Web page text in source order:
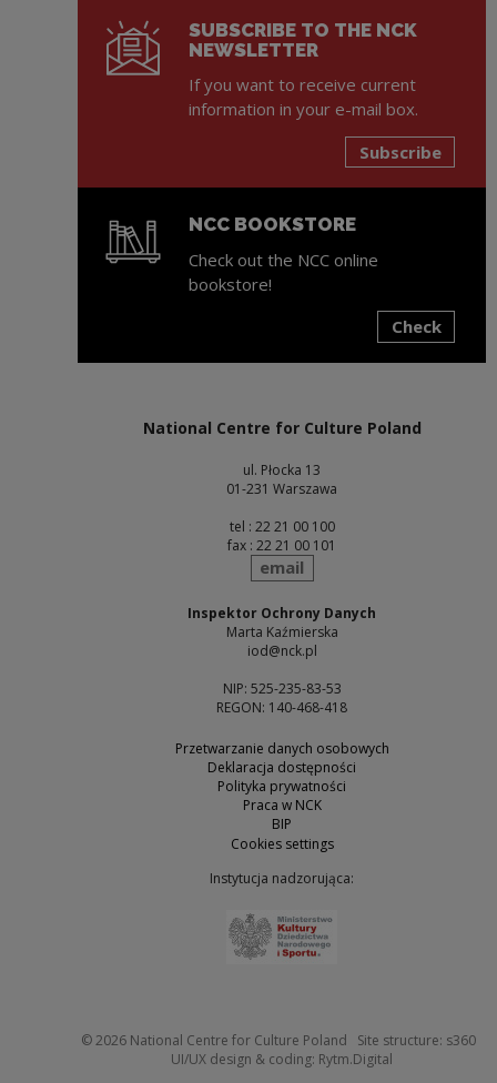
SUBSCRIBE TO THE NCK
NEWSLETTER
If you want to receive current
information in your e-mail box.
Subscribe
NCC BOOKSTORE
Check out the NCC online
bookstore!
Check
National Centre for Culture Poland
ul. Płocka 13
01-231 Warszawa
tel : 22 21 00 100
fax : 22 21 00 101
send
email
Inspektor Ochrony Danych
Marta Kaźmierska
iod@nck.pl
NIP: 525-235-83-53
REGON: 140-468-418
Przetwarzanie danych osobowych
Deklaracja dostępności
Polityka prywatności
Praca w NCK
BIP
Cookies settings
Instytucja nadzorująca:
© 2026 National Centre for Culture Poland Site structure: s360
UI/UX design & coding: Rytm.Digital